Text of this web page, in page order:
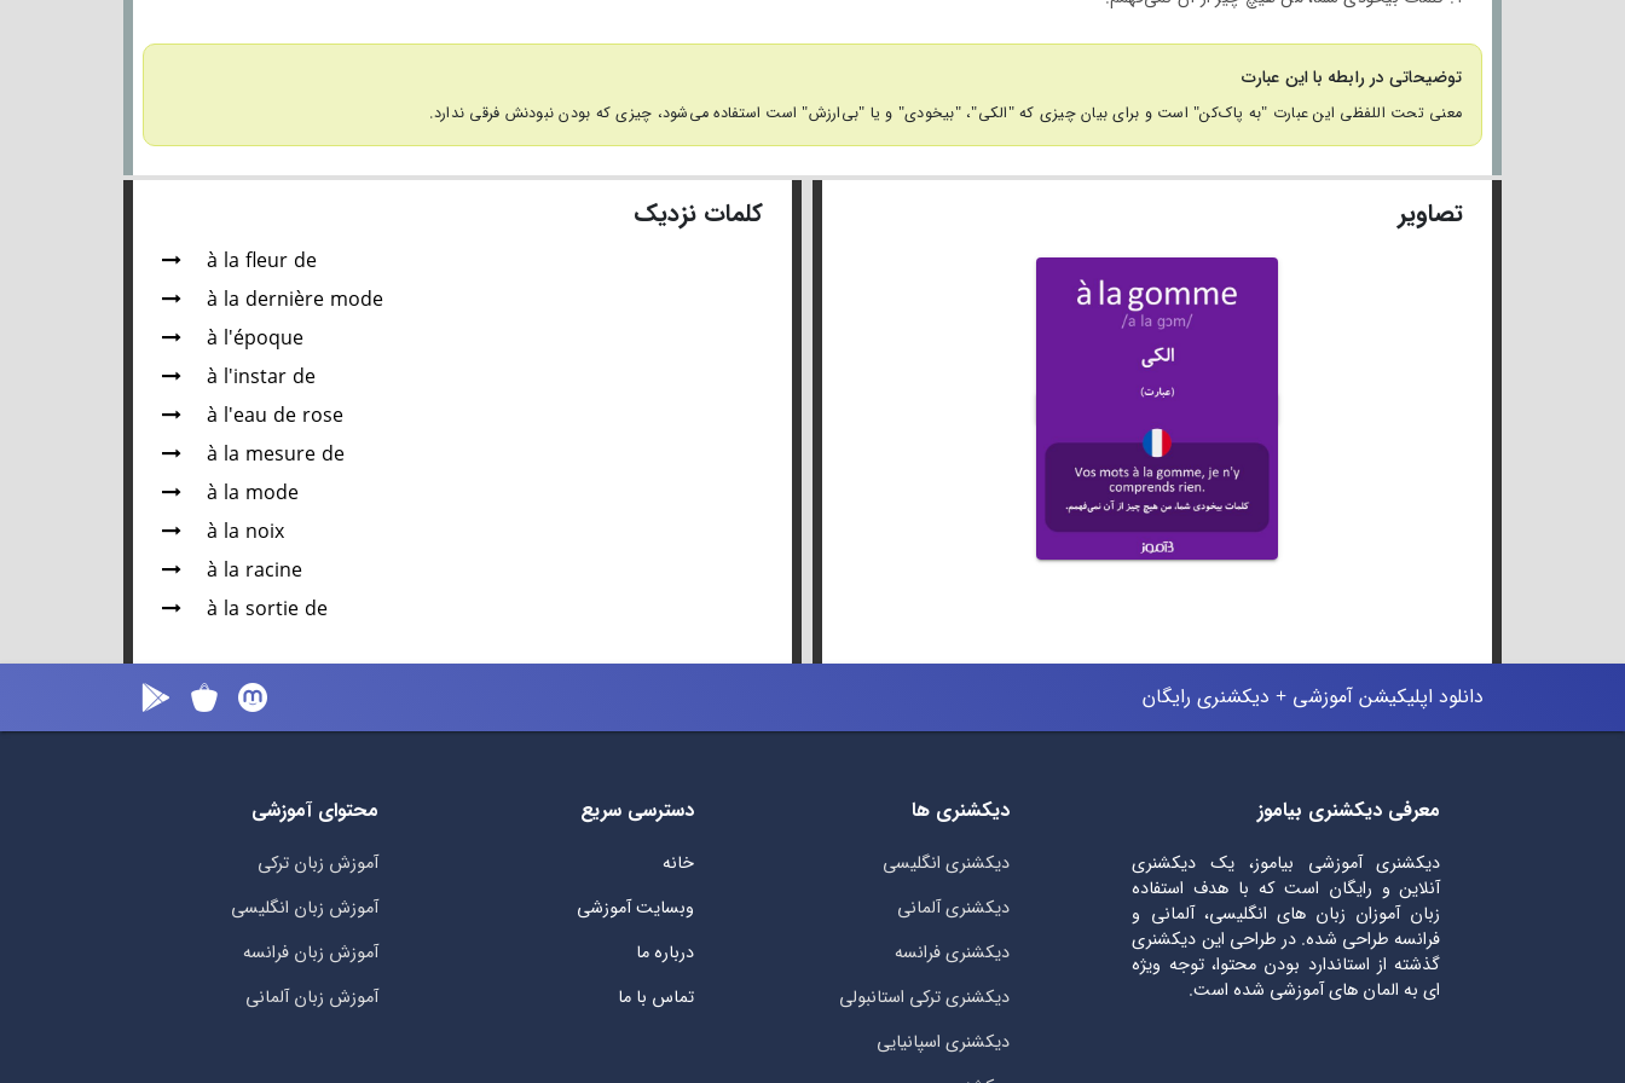
توضیحاتی در رابطه با این عبارت
معنی تحت اللفظی این عبارت "به پاک‌کن" است و برای بیان چیزی که "الکی"، "بیخودی" و یا "بی‌ارزش" است استفاده می‌شود، چیزی که بودن نبودنش فرقی ندارد.
تصاویر کلمات نزدیک
à la fleur de
à la dernière mode
à l'époque
à l'instar de
à l'eau de rose
à la mesure de
à la mode
à la noix
à la racine
à la sortie de
دانلود اپلیکیشن آموزشی + دیکشنری رایگان
معرفی دیکشنری بیاموز
دیکشنری آموزشی بیاموز، یک دیکشنری
آنلاین و رایگان است که با هدف استفاده
زبان آموزان زبان های انگلیسی، آلمانی و
فرانسه طراحی شده. در طراحی این دیکشنری
گذشته از استاندارد بودن محتوا، توجه ویژه
ای به المان های آموزشی شده است.
دیکشنری ها
دیکشنری انگلیسی
دیکشنری آلمانی
دیکشنری فرانسه
دیکشنری ترکی استانبولی
دیکشنری اسپانیایی
دسترسی سریع
خانه
وبسایت آموزشی
درباره ما
تماس با ما
محتوای آموزشی
آموزش زبان ترکی
آموزش زبان انگلیسی
آموزش زبان فرانسه
آموزش زبان آلمانی